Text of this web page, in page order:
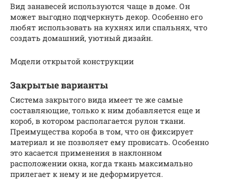
Вид занавесей используются чаще в доме. Он
может выгодно подчеркнуть декор. Особенно его
любят использовать на кухнях или спальнях, что
создать домашний, уютный дизайн.
Модели открытой конструкции
Закрытые варианты
Система закрытого вида имеет те же самые
составляющие, только к ним добавляется еще и
короб, в котором располагается рулон ткани.
Преимущества короба в том, что он фиксирует
материал и не позволяет ему провисать. Особенно
это касается применения в наклонном
расположении окна, когда ткань максимально
прилегает к нему и не деформируется.